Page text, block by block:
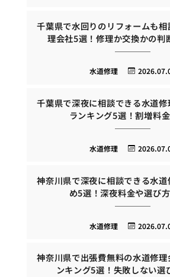
千葉県で水回りのリフォームも
理会社5選！修理か交換かの判
水道修理
千葉県で深夜に相談できる水道
ランキング5選！割増料
水道修理
神奈川県で深夜に相談できる水
め5選！深夜料金や選び
水道修理
神奈川県で出張費無料の水道修
ンキング5選！失敗しない選